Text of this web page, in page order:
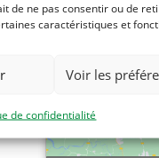
de ne pas consentir ou de
caractéristiques et
Voir les
de confidentialité